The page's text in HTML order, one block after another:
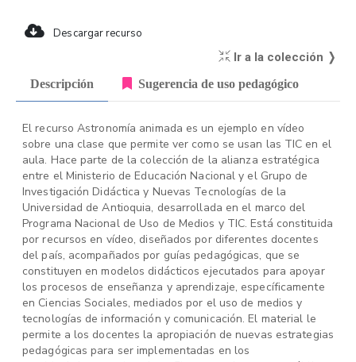
Descargar recurso
Ir a la colección ❭
Descripción Sugerencia de uso pedagógico
El recurso Astronomía animada es un ejemplo en vídeo
sobre una clase que permite ver como se usan las TIC en el
aula. Hace parte de la colección de la alianza estratégica
entre el Ministerio de Educación Nacional y el Grupo de
Investigación Didáctica y Nuevas Tecnologías de la
Universidad de Antioquia, desarrollada en el marco del
Programa Nacional de Uso de Medios y TIC. Está constituida
por recursos en vídeo, diseñados por diferentes docentes
del país, acompañados por guías pedagógicas, que se
constituyen en modelos didácticos ejecutados para apoyar
los procesos de enseñanza y aprendizaje, específicamente
en Ciencias Sociales, mediados por el uso de medios y
tecnologías de información y comunicación. El material le
permite a los docentes la apropiación de nuevas estrategias
pedagógicas para ser implementadas en los